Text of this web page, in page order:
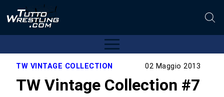
TW VINTAGE COLLECTION 02 Maggio 2013
TW Vintage Collection #7